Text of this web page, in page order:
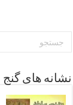
نشانه های گنج